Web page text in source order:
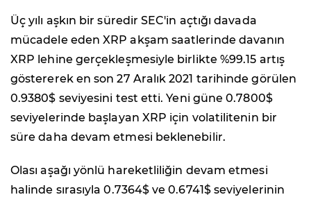
Üç yılı aşkın bir süredir SEC'in açtığı davada
mücadele eden XRP akşam saatlerinde davanın
XRP lehine gerçekleşmesiyle birlikte %99.15 artış
göstererek en son 27 Aralık 2021 tarihinde görülen
0.9380$ seviyesini test etti. Yeni güne 0.7800$
seviyelerinde başlayan XRP için volatilitenin bir
süre daha devam etmesi beklenebilir.
Olası aşağı yönlü hareketliliğin devam etmesi
halinde sırasıyla 0.7364$ ve 0.6741$ seviyelerinin